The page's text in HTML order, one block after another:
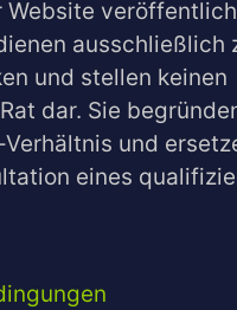
Website
ausschließlich
und stellen keinen
dar. Sie
und
eines